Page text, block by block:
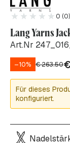
0 (0)
Lang Yarns
Art.Nr
–10% €263.50
Für dieses
konfiguriert.